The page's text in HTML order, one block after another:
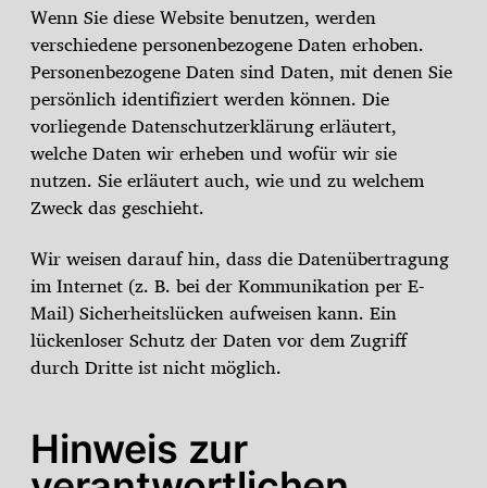
Wenn Sie diese Website benutzen, werden
verschiedene personenbezogene Daten erhoben.
Personenbezogene Daten sind Daten, mit denen Sie
persönlich identifiziert werden können. Die
vorliegende Datenschutzerklärung erläutert,
welche Daten wir erheben und wofür wir sie
nutzen. Sie erläutert auch, wie und zu welchem
Zweck das geschieht.
Wir weisen darauf hin, dass die Datenübertragung
im Internet (z. B. bei der Kommunikation per E-
Mail) Sicherheitslücken aufweisen kann. Ein
lückenloser Schutz der Daten vor dem Zugriff
durch Dritte ist nicht möglich.
Hinweis zur